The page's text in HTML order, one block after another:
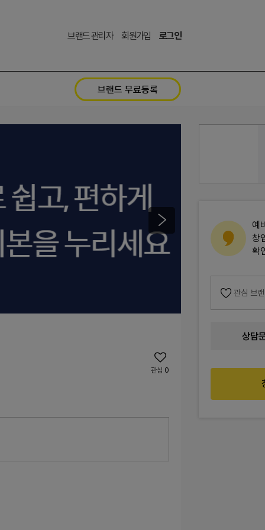
브랜드 관리자 회원가입 로그인
브랜드 무료등록
관심 0
예
창
확
관심 브
상담